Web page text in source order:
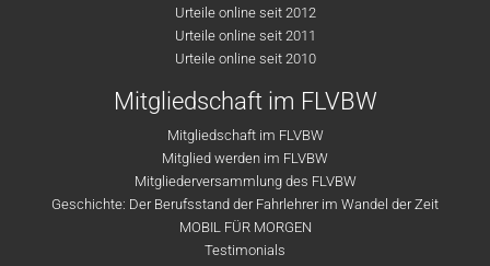
Urteile online seit 2012
Urteile online seit 2011
Urteile online seit 2010
Mitgliedschaft im FLVBW
Mitgliedschaft im FLVBW
Mitglied werden im FLVBW
Mitgliederversammlung des FLVBW
Geschichte: Der Berufsstand der Fahrlehrer im Wandel der Zeit
MOBIL FÜR MORGEN
Testimonials